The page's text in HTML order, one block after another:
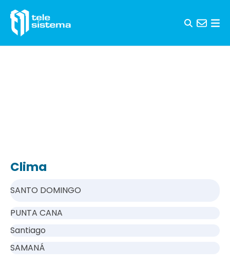
Clima
SANTO DOMINGO
PUNTA CANA
Santiago
SAMANÁ